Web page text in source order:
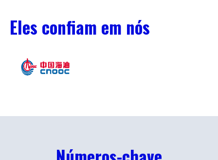
Eles confiam em nós